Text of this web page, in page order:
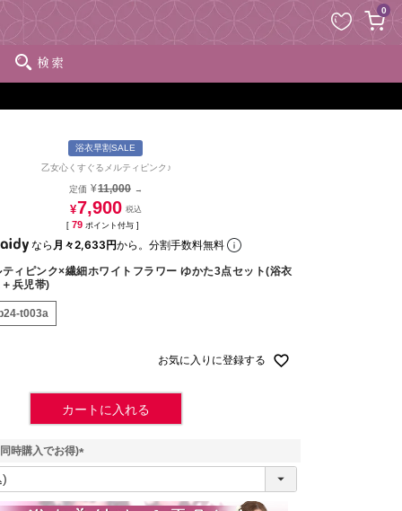
0
検索
浴衣早割SALE
乙女心くすぐるメルティピンク♪
定価 ¥11,000 →
¥7,900
[ 79 ポイント付与 ]
なら 月々2,633円から。分割手数料無料
ィピンク×繊細ホワイトフラワー ゆかた3点セット(浴衣
兵児帯)
t003a
お気に入りに登録する
カートに入れる
時購入でお得)
(
須
ペー
ジト
ップ